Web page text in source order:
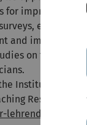
exam
and
on the role
Institute of
Research